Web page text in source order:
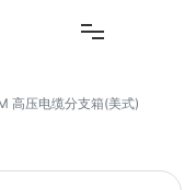
高压电缆分支箱(美式)